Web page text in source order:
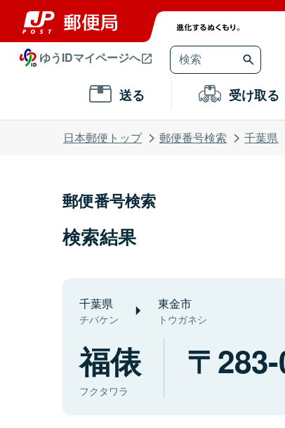
ゆうIDマイページへ
送る 受け取る
日本郵便トップ 郵便番号検索 千葉県
郵便番号検索
検索結果
千葉県
チバケン
東金市
トウガネシ
福俵
フクタワラ